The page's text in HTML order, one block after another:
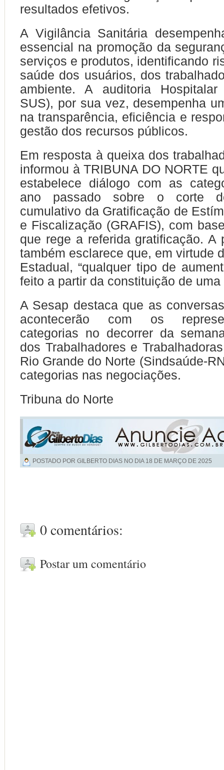
resultados efetivos.
A Vigilância Sanitária
essencial na promoção da
serviços e produtos, identificando
saúde dos usuários, dos
ambiente. A auditoria
SUS), por sua vez, desempenha
na transparência, eficiência e
gestão dos recursos públicos.
Em resposta à queixa dos
informou à TRIBUNA DO NORTE
estabelece diálogo com as
ano passado sobre o corte
cumulativo da Gratificação de
e Fiscalização (GRAFIS), com
que rege a referida gratificação. A
também esclarece que, em virtude
Estadual, “qualquer tipo de
feito a partir da constituição de uma
A Sesap destaca que as
acontecerão com os
categorias no decorrer da
dos Trabalhadores e
Rio Grande do Norte (Sindsaúde-
categorias nas negociações.
Tribuna do Norte
POSTADO POR GILBERTO DIAS NO DIA 18 DE MARÇO DE 2025
0 comentários:
Postar um comentário